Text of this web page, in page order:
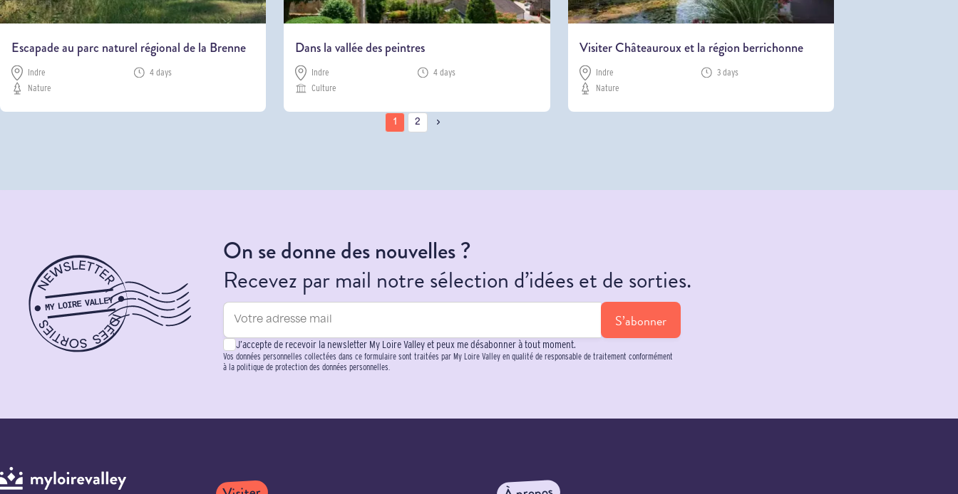
Escapade au parc naturel régional de la Brenne
Indre
4 days
Nature
Dans la vallée des peintres
Indre
4 days
Culture
Visiter Châteauroux et la région berrichonne
Indre
3 days
Nature
1 2
On se donne des nouvelles ?
Recevez par mail notre sélection d’idées et de sorties.
S’abonner
J’accepte de recevoir la newsletter My Loire Valley et peux me désabonner à tout moment.
Vos données personnelles collectées dans ce formulaire sont traitées par My Loire Valley en qualité de responsable de traitement conformément
à la politique de protection des données personnelles.